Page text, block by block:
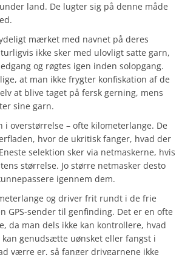
land. De lugter sig på denne måde
mærket med navnet på deres
ikke sker med ulovligt satte garn,
og røgtes igen inden solopgang.
at man ikke frygter konfiskation af de
at blive taget på fersk gerning, mens
sine garn.
i overstørrelse – ofte kilometerlange. De
hvor de ukritisk fanger, hvad der
selektion sker via netmaskerne, hvis
størrelse. Jo større netmasker desto
igennem dem.
og driver frit rundt i de frie
GPS-sender til genfinding. Det er en ofte
da man dels ikke kan kontrollere, hvad
kan genudsætte uønsket eller fangst i
værre er, så fanger drivgarnene ikke